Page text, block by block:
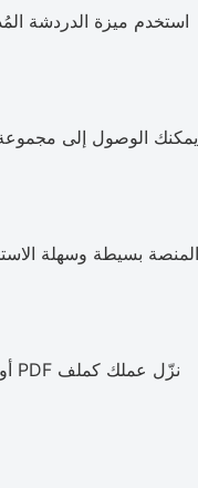
استخدم ميزة الدردشة
يمكنك الوصول إلى